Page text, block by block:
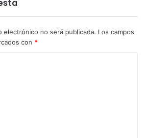
electrónico no será publicada. Los campos
con *